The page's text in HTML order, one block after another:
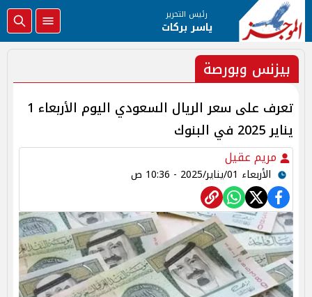
رئيس التحرير
ياسر بركات
بيزنس وبورصة
تعرف على سعر الريال السعودي اليوم الأربعاء 1
يناير 2025 في البنوك
مريم عقيل
الأربعاء 01/يناير/2025 - 10:36 ص